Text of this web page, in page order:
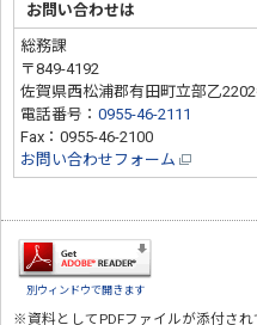
お問い合わせは
総務課
〒849-4192
佐賀県西松浦郡有田町立部乙
電話番号：0955-46-2111
Fax：0955-46-2100
お問い合わせフォーム
別ウィンドウで開きます
※資料としてPDFファイルが添付され